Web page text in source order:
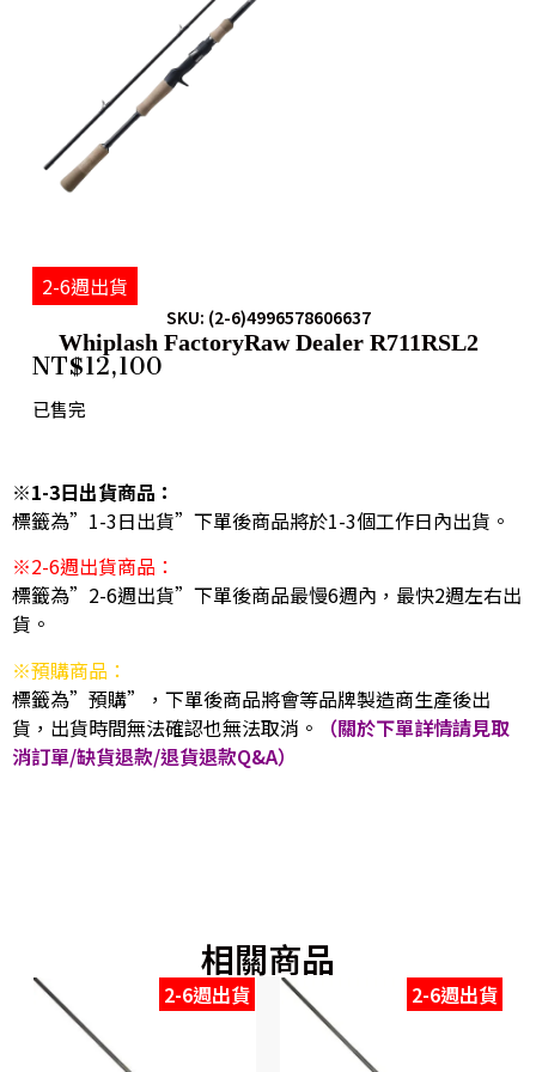
2-6週出貨
SKU: (2-6)4996578606637
Whiplash FactoryRaw Dealer R711RSL2
NT$12,100
已售完
※1-3日出貨商品：
標籤為”1-3日出貨”下單後商品將於1-3個工作日內出貨。
※2-6週出貨商品：
標籤為”2-6週出貨”下單後商品最慢6週內，最快2週左右出
貨。
※預購商品：
標籤為”預購”，下單後商品將會等品牌製造商生產後出
貨，出貨時間無法確認也無法取消。
（關於下單詳情請見取
消訂單/缺貨退款/退貨退款Q&A）
相關商品
2-6週出貨 2-6週出貨